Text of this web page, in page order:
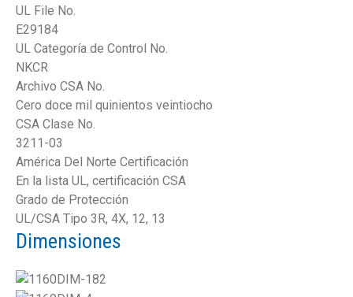
UL File No.
E29184
UL Categoría de Control No.
NKCR
Archivo CSA No.
Cero doce mil quinientos veintiocho
CSA Clase No.
3211-03
América Del Norte Certificación
En la lista UL, certificación CSA
Grado de Protección
UL/CSA Tipo 3R, 4X, 12, 13
Dimensiones